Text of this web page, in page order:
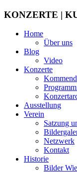
KONZERTE |
Home
Über uns
Blog
Video
Konzerte
Ausstellung
Verein
Satzung
Netzwerk
Kontakt
Historie
Bilder